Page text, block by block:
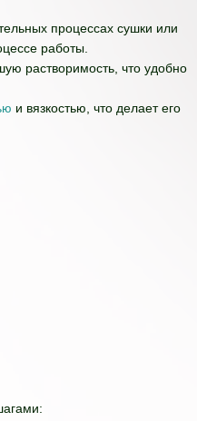
процессах сушки или
работы.
растворимость, что удобно
и вязкостью, что делает его